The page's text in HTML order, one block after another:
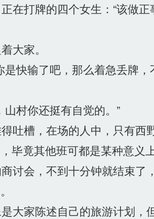
在打牌的四个女生：“该做正
大家。
快输了吧，那么着急丢牌
村你还挺有自觉的。”
吐槽，在场的人中，只有西
毕竟其他班可都是某种意义
讨会，不到十分钟就结束了
大家陈述自己的旅游计划，